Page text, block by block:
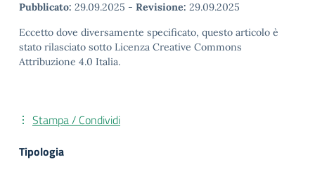
Pubblicato: 29.09.2025 - Revisione: 29.09.2025
Eccetto dove diversamente specificato, questo articolo è
stato rilasciato sotto Licenza Creative Commons
Attribuzione 4.0 Italia.
Stampa / Condividi
Tipologia